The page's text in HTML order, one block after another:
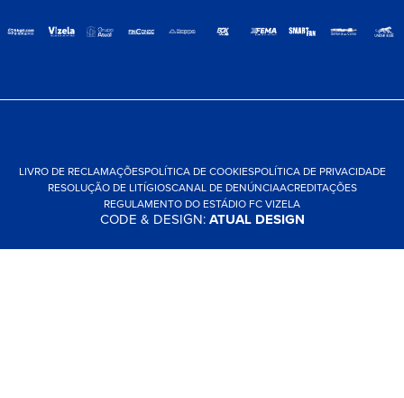
LIVRO DE RECLAMAÇÕESPOLÍTICA DE COOKIESPOLÍTICA DE PRIVACIDADE
RESOLUÇÃO DE LITÍGIOSCANAL DE DENÚNCIAACREDITAÇÕES
REGULAMENTO DO ESTÁDIO FC VIZELA
CODE & DESIGN:ATUAL DESIGN